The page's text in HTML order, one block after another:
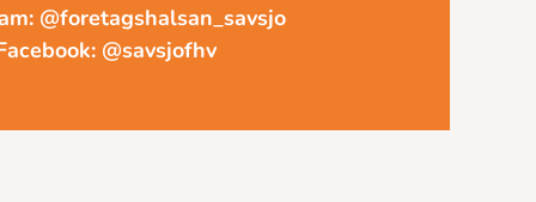
@foretagshalsan_savsjo
@savsjofhv